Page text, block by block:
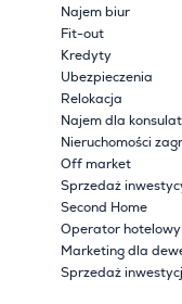
Najem biur
Fit-out
Kredyty
Ubezpieczenia
Relokacja
Najem dla
Nieruchomości
Off market
Sprzedaż
Second Home
Operator hotelowy
Marketing dla
Sprzedaż